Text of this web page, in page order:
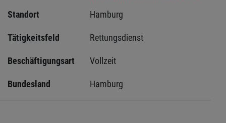
Standort
Hamburg
Tätigkeitsfeld Rettungsdienst
Beschäftigungsart Vollzeit
Bundesland Hamburg